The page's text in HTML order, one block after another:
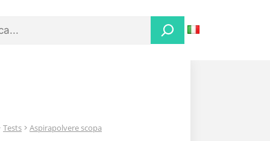
Tests Aspirapolvere scopa